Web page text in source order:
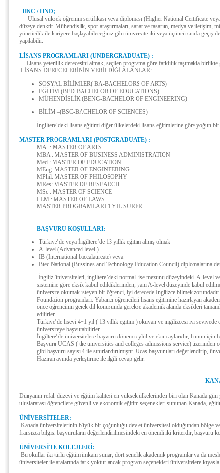
HNC / HND;
Ulusal yüksek öğrenim sertifikası veya diploması (Higher National Certificate
düzeye denktir. Mühendislik, spor araştırmaları, sanat ve tasarım, medya ve iletişim,
yöneticilik ile kariyere başlayabileceğiniz gibi üniversite iki veya üçüncü sınıfa geçiş
yapılabilir.
LİSANS PROGRAMLARI (UNDERGRADUATE) :
Lisans yeterlilik derecesini almak, seçilen programa göre farklılık taşımakla birlikte
LİSANS DERECELERİNİN VERİLDİĞİ ALANLAR:
SOSYAL BİLİMLER( BA-BACHELORS OF ARTS)
EĞİTİM (BED-BACHELOR OF EDUCATIONS)
MÜHENDİSLİK (BENG-BACHELOR OF ENGINEERING)
BİLİM –(BSC-BACHELOR OF SCIENCES)
İngiltere’deki lisans eğitimi diğer ülkelerdeki lisans eğitimlerine göre yoğun
MASTER PROGRAMLARI (POSTGRADUATE) :
MA : MASTER OF ARTS
MBA : MASTER OF BUSINESS ADMINISTRATION
Med : MASTER OF EDUCATION
MEng: MASTER OF ENGINEERING
MPhil: MASTER OF PHILOSOPHY
MRes: MASTER OF RESEARCH
MSc : MASTER OF SCIENCE
LLM : MASTER OF LAWS
MASTER PROGRAMLARI 1 YIL SÜRER
BAŞVURU KOŞULLARI:
Türkiye’de veya İngiltere’de 13 yıllık eğitim almış olmak
A-level (Advanced level )
IB (International baccalaureate) veya
Btec National (Bussines and Technology Education Council) diplomalarına
İngiliz üniversiteleri, ingiltere’deki normal lise mezunu düzeyindeki A-level
sistemine göre eksik kabul edildiklerinden, yani A-level düzeyinde kabul
üniversite okumak isteyen bir öğrenci, iyi derecede İngilizce bilmek
Foundation programları: Yabancı öğrencileri lisans eğitimine hazırlayan
önce öğrencinin gerek dil konusunda gerekse akademik alanda eksikleri
edilirler.
Türkiye’de liseyi 4+1 yıl ( 13 yıllık egitim ) okuyan ve ingilizcesi iyi
üniversiteye başvurabilirler.
İngiltere’de üniversitelere başvuru dönemi eylül ve ekim aylarıdır, bunun için
Başvuru UCAS ( the universities and colleges admissions service) üzerinden
gibi başvuru sayısı 4 ile sınırlandırılmıştır. Ucas başvuruları değerlendirip,
Haziran ayında yerleştirme ile ilgili cevap gelir.
Dünyanın refah düzeyi ve eğitim kalitesi en yüksek ülkelerinden biri olan Kanada
uluslararası öğrencilere güvenli ve ekonomik eğitim seçenekleri sununan Kanada,
ÜNİVERSİTELER:
Kanada üniversitelerinin büyük bir çoğunluğu devlet üniversitesi olduğundan bölge
fransızca bilgisi başvuruların değerlendirilmesindeki en önemli iki kriterdir, başvuru
ÜNİVERSİTE KOLEJLERİ:
Bu okullar iki türlü eğitim imkanı sunar; dört senelik akademik programlar ya da
üniversiteler ile aralarında fark yoktur ancak program seçenekleri üniversitelere